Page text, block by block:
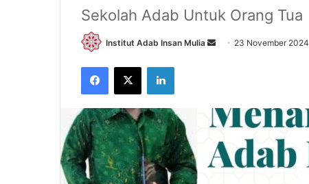
Sekolah Adab Untuk Orang Tua
Institut Adab Insan Mulia
Send 23 November 2024
Facebook
X LinkedIn